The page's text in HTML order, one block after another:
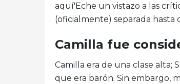
aquí'Eche un vistazo a las
(oficialmente) separada
Camilla fue
Camilla era de una clase alta;
que era barón. Sin embargo,